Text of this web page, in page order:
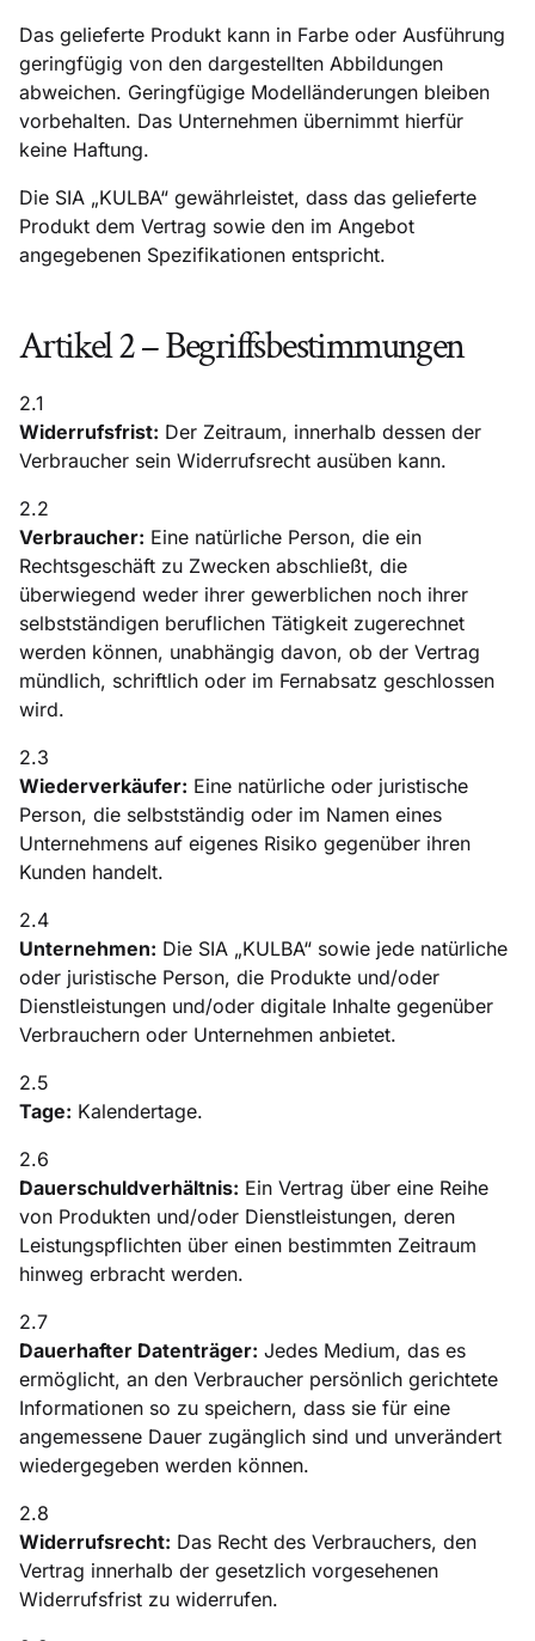
Das gelieferte Produkt kann in Farbe oder Ausführung
geringfügig von den dargestellten Abbildungen
abweichen. Geringfügige Modelländerungen bleiben
vorbehalten. Das Unternehmen übernimmt hierfür
keine Haftung.
Die SIA „KULBA“ gewährleistet, dass das gelieferte
Produkt dem Vertrag sowie den im Angebot
angegebenen Spezifikationen entspricht.
Artikel 2 – Begriffsbestimmungen
2.1
Widerrufsfrist: Der Zeitraum, innerhalb dessen der
Verbraucher sein Widerrufsrecht ausüben kann.
2.2
Verbraucher: Eine natürliche Person, die ein
Rechtsgeschäft zu Zwecken abschließt, die
überwiegend weder ihrer gewerblichen noch ihrer
selbstständigen beruflichen Tätigkeit zugerechnet
werden können, unabhängig davon, ob der Vertrag
mündlich, schriftlich oder im Fernabsatz geschlossen
wird.
2.3
Wiederverkäufer: Eine natürliche oder juristische
Person, die selbstständig oder im Namen eines
Unternehmens auf eigenes Risiko gegenüber ihren
Kunden handelt.
2.4
Unternehmen: Die SIA „KULBA“ sowie jede natürliche
oder juristische Person, die Produkte und/oder
Dienstleistungen und/oder digitale Inhalte gegenüber
Verbrauchern oder Unternehmen anbietet.
2.5
Tage: Kalendertage.
2.6
Dauerschuldverhältnis: Ein Vertrag über eine Reihe
von Produkten und/oder Dienstleistungen, deren
Leistungspflichten über einen bestimmten Zeitraum
hinweg erbracht werden.
2.7
Dauerhafter Datenträger: Jedes Medium, das es
ermöglicht, an den Verbraucher persönlich gerichtete
Informationen so zu speichern, dass sie für eine
angemessene Dauer zugänglich sind und unverändert
wiedergegeben werden können.
2.8
Widerrufsrecht: Das Recht des Verbrauchers, den
Vertrag innerhalb der gesetzlich vorgesehenen
Widerrufsfrist zu widerrufen.